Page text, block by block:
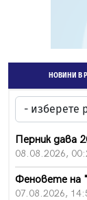
НОВИНИ В
Перник дава
08.08.2026,
Феновете на
07.08.2026,